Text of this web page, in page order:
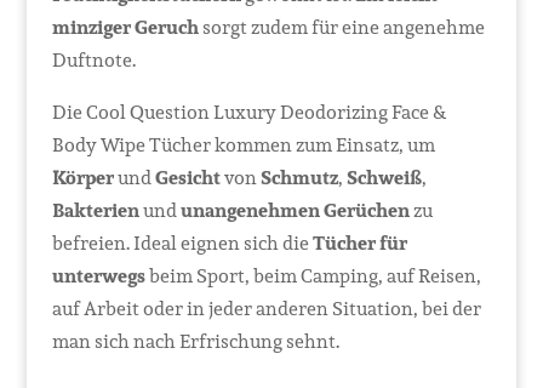
minziger Geruchsorgt zudem für eine angenehme
Duftnote.
Die Cool Question Luxury Deodorizing Face &
Body Wipe Tücher kommen zum Einsatz, um
KörperundGesichtvonSchmutz,Schweiß,
Bakterienundunangenehmen Gerüchenzu
befreien. Ideal eignen sich dieTücher für
unterwegsbeim Sport, beim Camping, auf Reisen,
auf Arbeit oder in jeder anderen Situation, bei der
man sich nach Erfrischung sehnt.